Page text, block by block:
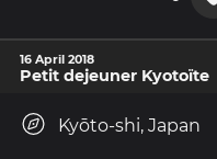
16 April 2018
Petit dejeuner Kyotoïte
Kyōto-shi, Japan